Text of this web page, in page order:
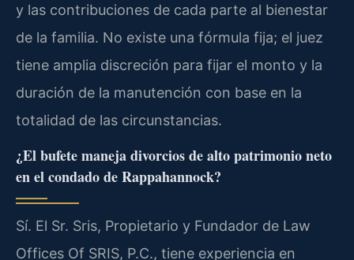
y las contribuciones de cada parte al bienestar
de la familia. No existe una fórmula fija; el juez
tiene amplia discreción para fijar el monto y la
duración de la manutención con base en la
totalidad de las circunstancias.
¿El bufete maneja divorcios de alto patrimonio neto
en el condado de Rappahannock?
Sí. El Sr. Sris, Propietario y Fundador de Law
Offices Of SRIS, P.C., tiene experiencia en